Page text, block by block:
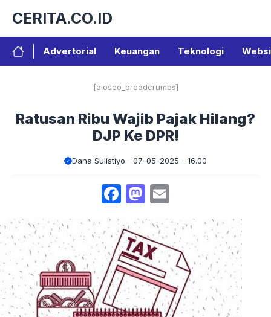
isi
CERITA.CO.ID
Advertorial Keuangan Teknologi
[aioseo_breadcrumbs]
Ratusan Ribu Wajib Pajak Hilang?
DJP Ke DPR!
Dana Sulistiyo 07-05-2025 - 16.00
Facebook
Mastodon